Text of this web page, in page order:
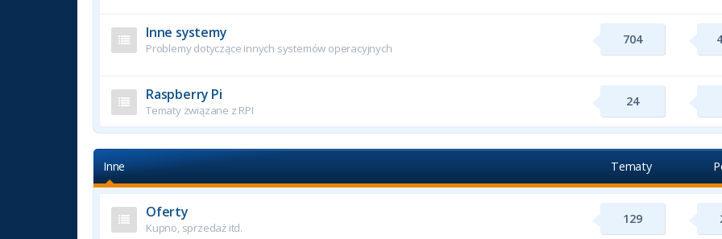
Inne systemy
Problemy dotyczące innych systemów operacyjnych
704
Raspberry Pi
Tematy związane z RPI
24
Inne Tematy
Oferty
Kupno, sprzedaż itd.
129